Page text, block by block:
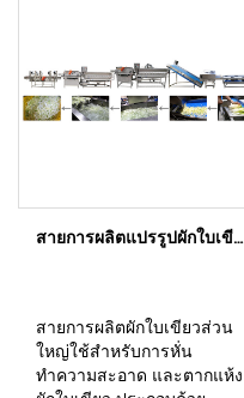
สายการผลิตแปรรูปผักใบเขียว
สายการผลิตผักใบเขียวส่วน
ใหญ่ใช้สำหรับการหั่น
ทำความสะอาด และตากแห้ง